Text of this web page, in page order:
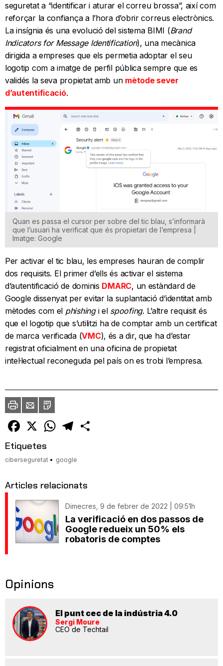
seguretat a “identificar i aturar el correu brossa”, així com
reforçar la confiança a l’hora d’obrir correus electrònics.
La insígnia és una evolució del sistema BIMI (Brand
Indicators for Message Identification), una mecànica
dirigida a empreses que els permetia adoptar el seu
logotip com a imatge de perfil pública sempre que es
validés la seva propietat amb un mètode sever
d’autentificació.
Quan es passa el cursor per sobre del tic blau, s’informarà
que l’usuari ha verificat que és propietari de l’empresa |
Imatge: Google
Per activar el tic blau, les empreses hauran de complir
dos requisits. El primer d’ells és activar el sistema
d’autentificació de dominis DMARC, un estàndard de
Google dissenyat per evitar la suplantació d’identitat amb
mètodes com el phishingi el spoofing. L’altre requisit és
que el logotip que s’utilitzi ha de comptar amb un certificat
de marca verificada (VMC), és a dir, que ha d’estar
registrat oficialment en una oficina de propietat
intel·lectual reconeguda pel país on es trobi l’empresa.
ImprimirEnvia
un
amic
PDF
Facebook
X WhatsAppTelegram
Etiquetes
ciberseguretat google
Articles relacionats
Dimecres, 9 de febrer de 2022 | 09:51h
La verificació en dos passos de
Google redueix un 50% els
robatoris de comptes
Opinions
El punt cec de la indústria 4.0
Sergi Moure
CEO de Techtail